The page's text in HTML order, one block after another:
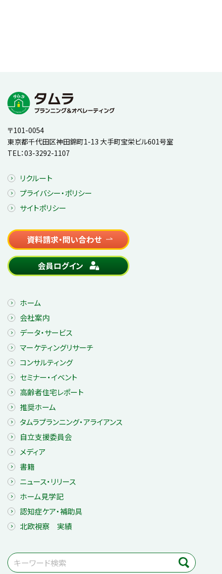
〒101-0054
東京都千代田区神田錦町1-13 大手町宝栄ビル601号室
TEL：03-3292-1107
リクルート
プライバシー・ポリシー
サイトポリシー
資料請求・問い合わせ
会員ログイン
ホーム
会社案内
データ・サービス
マーケティングリサーチ
コンサルティング
セミナー・イベント
高齢者住宅レポート
推奨ホーム
タムラプランニング・アライアンス
自立支援委員会
メディア
書籍
ニュース・リリース
ホーム見学記
認知症ケア・補助具
北欧視察 実績